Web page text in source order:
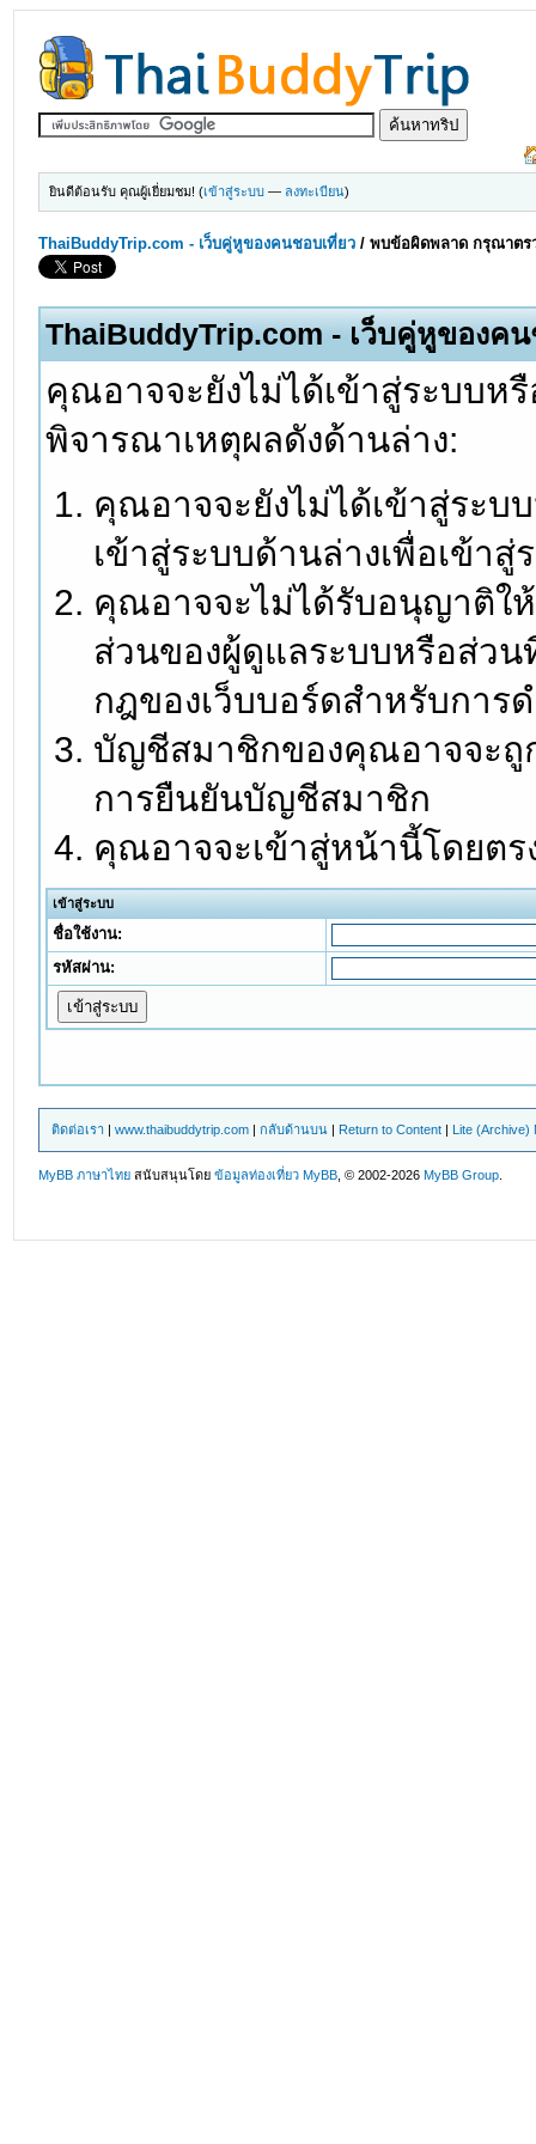
ยินดีต้อนรับ คุณผู้เยี่ยมชม! (เข้าสู่ระบบ — ลงทะเบียน)
ThaiBuddyTrip.com - เว็บคู่หูของคนชอบเที่ยว /พบข้อผิดพลาด กรุณาตร
ThaiBuddyTrip.com - เว็บคู่หูของค
คุณอาจจะยังไม่ได้เข้าสู่ระบบ
พิจารณาเหตุผลดังด้านล่าง:
คุณอาจจะยังไม่ได้เข้าสู่ระบ
เข้าสู่ระบบด้านล่างเพื่อเข้า
คุณอาจจะไม่ได้รับอนุญาติใ
ส่วนของผู้ดูแลระบบหรือส่ว
กฎของเว็บบอร์ดสำหรับการ
บัญชีสมาชิกของคุณอาจจะถู
การยืนยันบัญชีสมาชิก
คุณอาจจะเข้าสู่หน้านี้โดยต
เข้าสู่ระบบ
ชื่อใช้งาน:
รหัสผ่าน:
ติดต่อเรา |www.thaibuddytrip.com |กลับด้านบน | Return to Content | Lite (Archive)
MyBB ภาษาไทย สนับสนุนโดยข้อมูลท่องเที่ยว MyBB , © 2002-2026MyBB Group